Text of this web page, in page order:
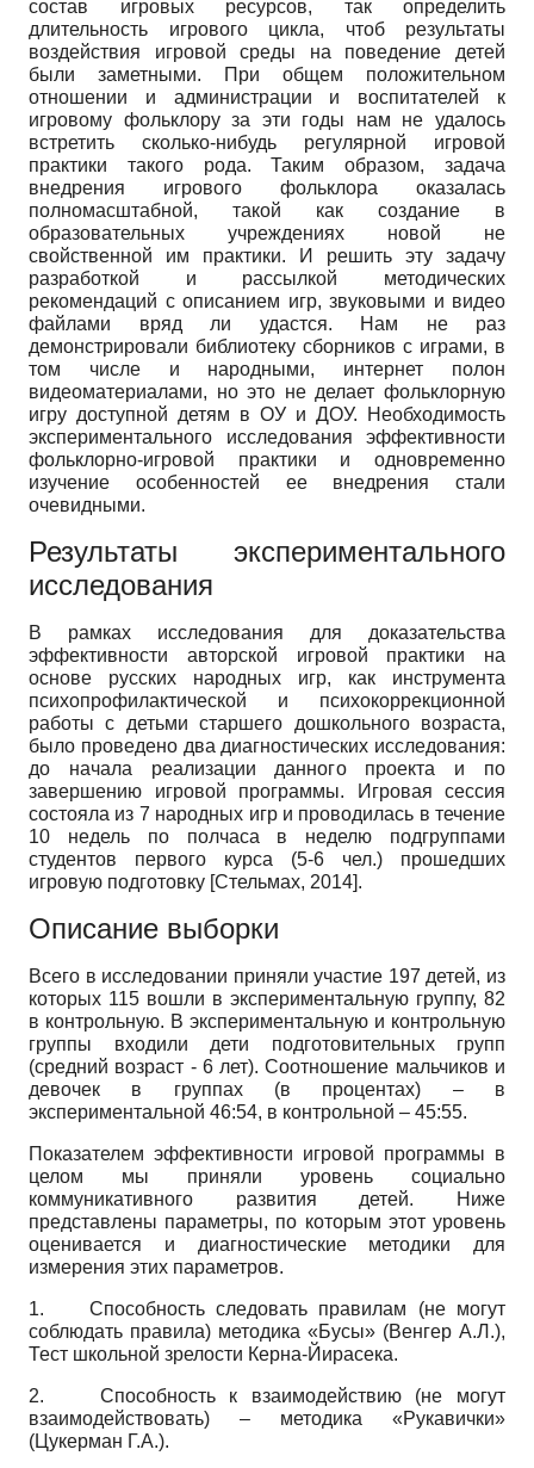
состав игровых ресурсов, так определить
длительность игрового цикла, чтоб результаты
воздействия игровой среды на поведение детей
были заметными. При общем положительном
отношении и администрации и воспитателей к
игровому фольклору за эти годы нам не удалось
встретить сколько-нибудь регулярной игровой
практики такого рода. Таким образом, задача
внедрения игрового фольклора оказалась
полномасштабной, такой как создание в
образовательных учреждениях новой не
свойственной им практики. И решить эту задачу
разработкой и рассылкой методических
рекомендаций с описанием игр, звуковыми и видео
файлами вряд ли удастся. Нам не раз
демонстрировали библиотеку сборников с играми, в
том числе и народными, интернет полон
видеоматериалами, но это не делает фольклорную
игру доступной детям в ОУ и ДОУ. Необходимость
экспериментального исследования эффективности
фольклорно-игровой практики и одновременно
изучение особенностей ее внедрения стали
очевидными.
Результаты экспериментального
исследования
В рамках исследования для доказательства
эффективности авторской игровой практики на
основе русских народных игр, как инструмента
психопрофилактической и психокоррекционной
работы с детьми старшего дошкольного возраста,
было проведено два диагностических исследования:
до начала реализации данного проекта и по
завершению игровой программы. Игровая сессия
состояла из 7 народных игр и проводилась в течение
10 недель по полчаса в неделю подгруппами
студентов первого курса (5-6 чел.) прошедших
игровую подготовку [Стельмах, 2014].
Описание выборки
Всего в исследовании приняли участие 197 детей, из
которых 115 вошли в экспериментальную группу, 82
в контрольную. В экспериментальную и контрольную
группы входили дети подготовительных групп
(средний возраст - 6 лет). Соотношение мальчиков и
девочек в группах (в процентах) – в
экспериментальной 46:54, в контрольной – 45:55.
Показателем эффективности игровой программы в
целом мы приняли уровень социально
коммуникативного развития детей. Ниже
представлены параметры, по которым этот уровень
оценивается и диагностические методики для
измерения этих параметров.
1. Способность следовать правилам (не могут
соблюдать правила) методика «Бусы» (Венгер А.Л.),
Тест школьной зрелости Керна-Йирасека.
2. Способность к взаимодействию (не могут
взаимодействовать) – методика «Рукавички»
(Цукерман Г.А.).